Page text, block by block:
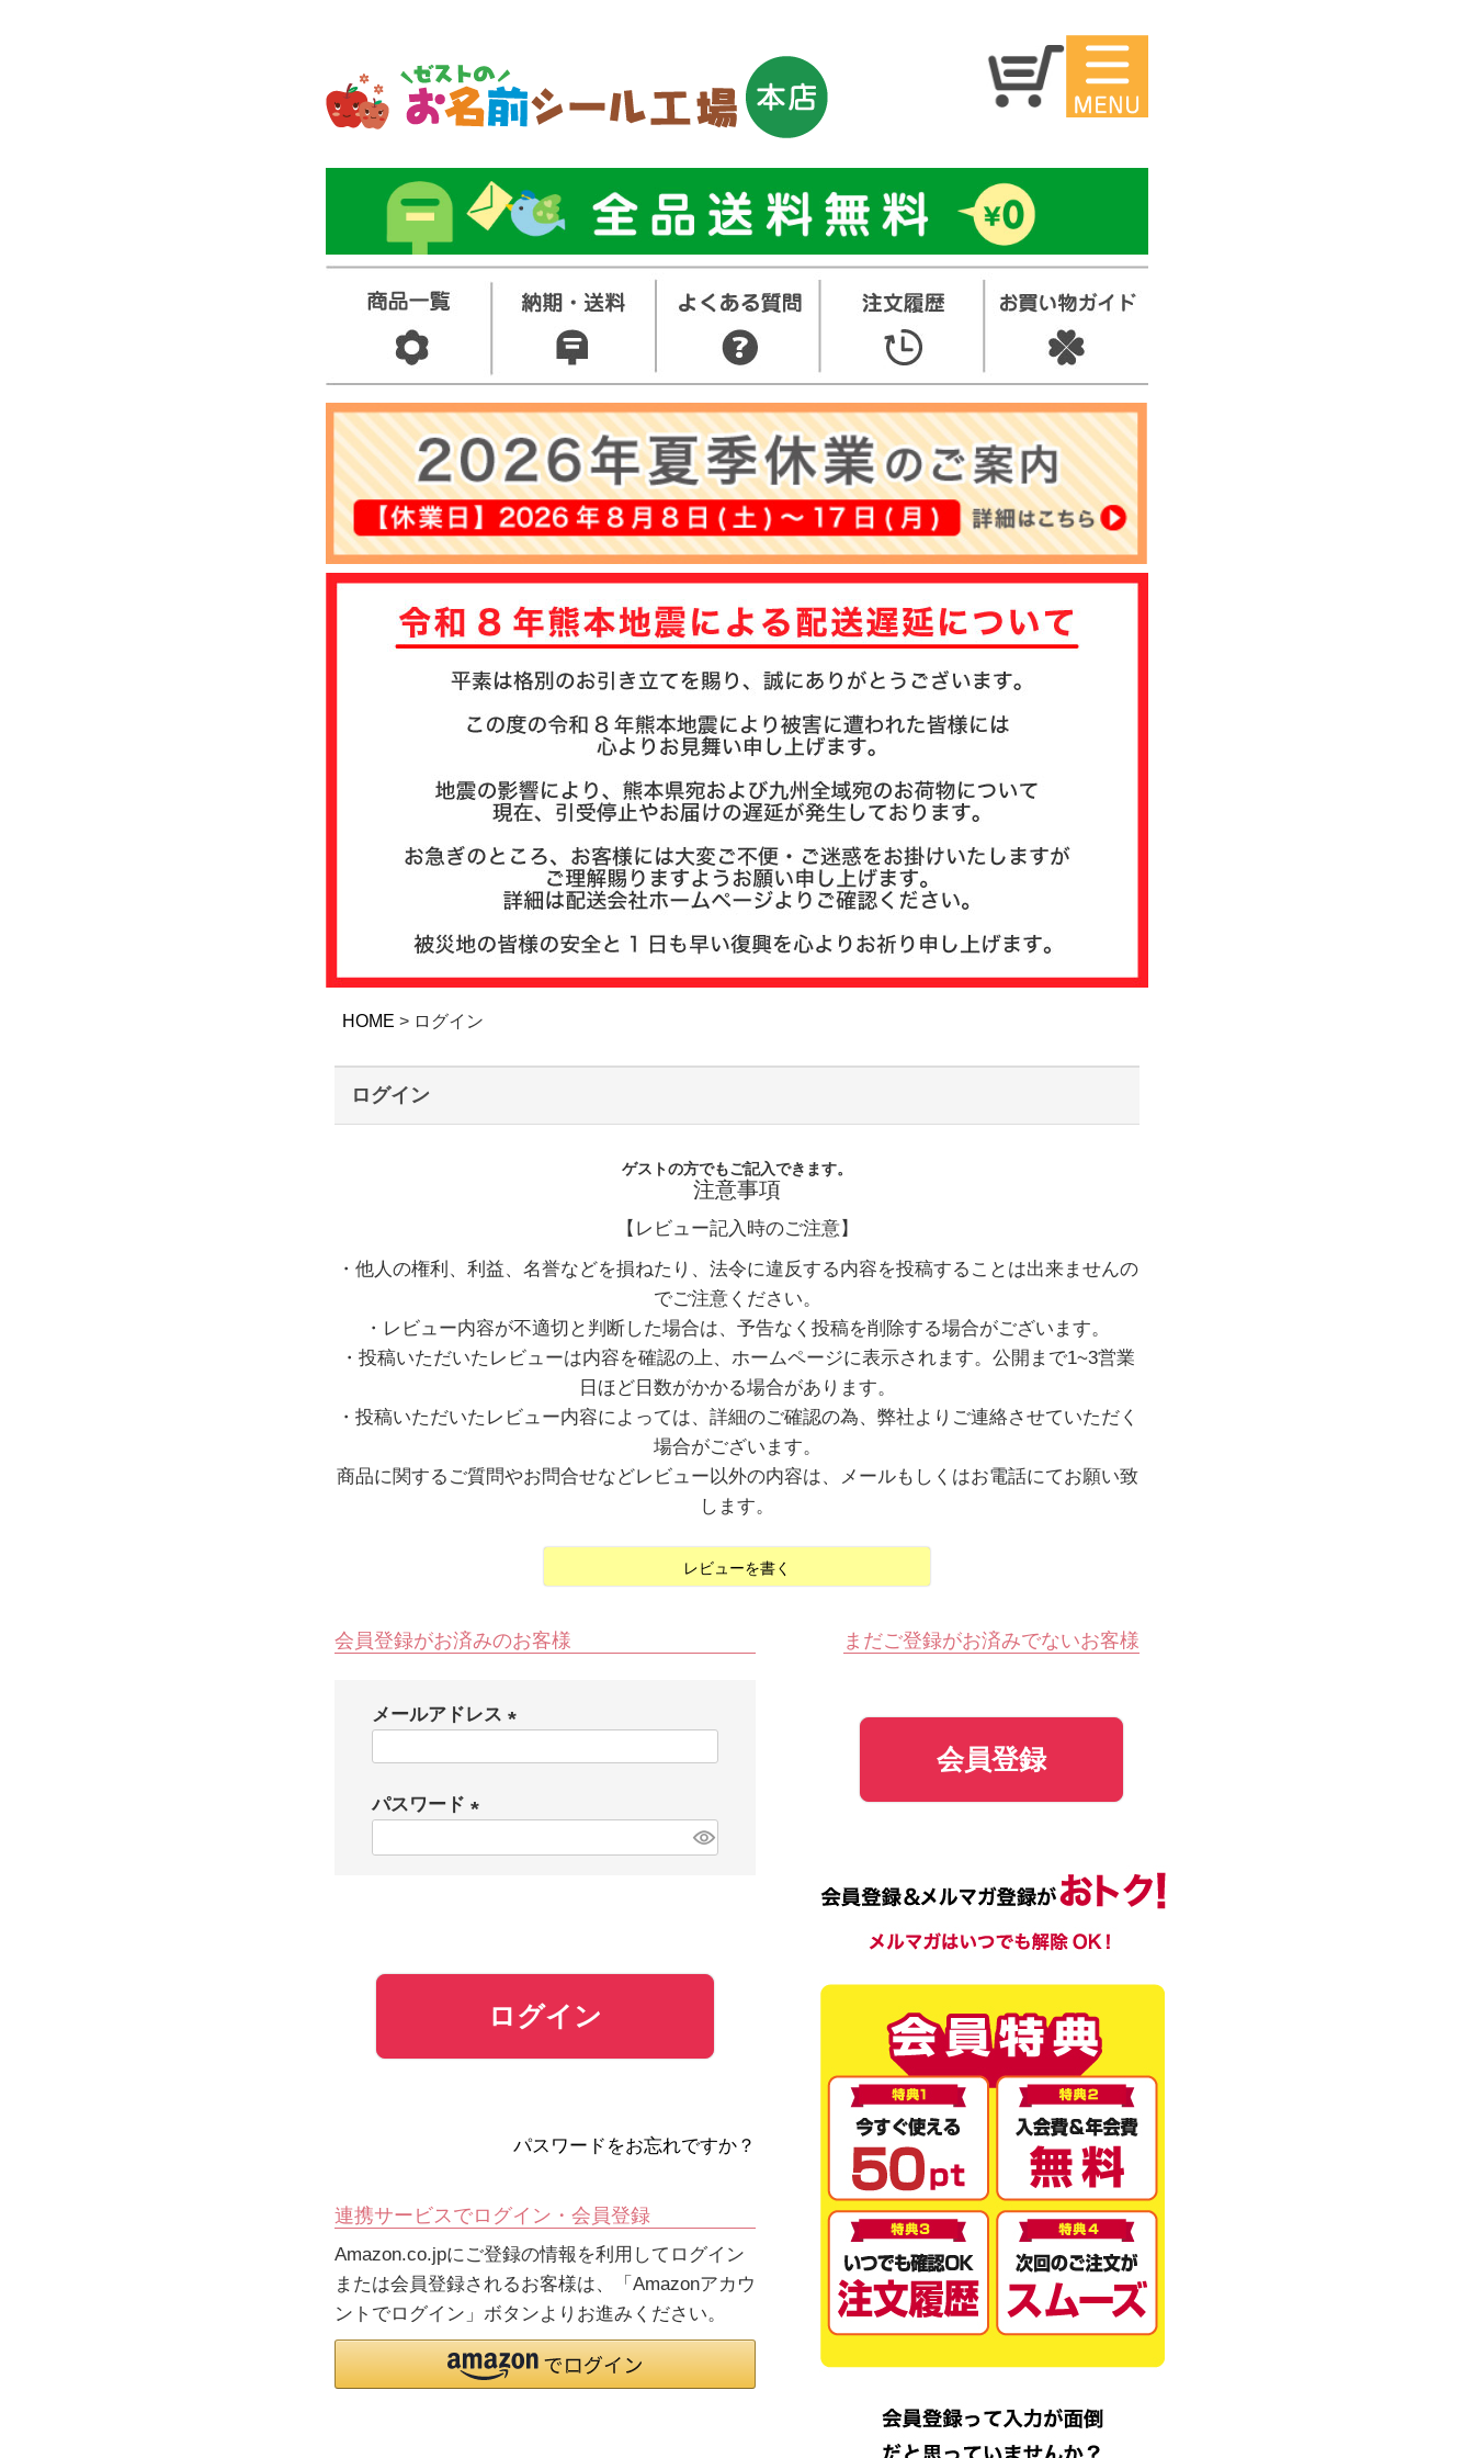
マイページ
お名前シー
ル
お買い得セ
スタンプ
その他
注文履歴
お支払いについて
よくある質問
商品ガイド
会社概要
HOME ログイン
ログイン
ゲストの方でもご記入できます。
注意事項
【レビュー記入時のご注意】
・他人の権利、利益、名誉などを損ねたり、法令に違反する内容を投稿することは出来ませんの
でご注意ください。
・レビュー内容が不適切と判断した場合は、予告なく投稿を削除する場合がございます。
・投稿いただいたレビューは内容を確認の上、ホームページに表示されます。公開まで1~3営業
日ほど日数がかかる場合があります。
・投稿いただいたレビュー内容によっては、詳細のご確認の為、弊社よりご連絡させていただく
場合がございます。
商品に関するご質問やお問合せなどレビュー以外の内容は、メールもしくはお電話にてお願い致
します。
レビューを書く
会員登録がお済みのお客様
メールアドレス
パスワード
ログイン
パスワードをお忘れですか？
連携サービスでログイン・会員登録
Amazon.co.jpにご登録の情報を利用してログイン
または会員登録されるお客様は、「Amazonアカウ
ントでログイン」ボタンよりお進みください。
まだご登録がお済みでないお客様
会員登録